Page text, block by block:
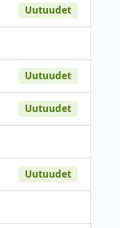
Uutuudet
Uutuudet
Uutuudet
Uutuudet